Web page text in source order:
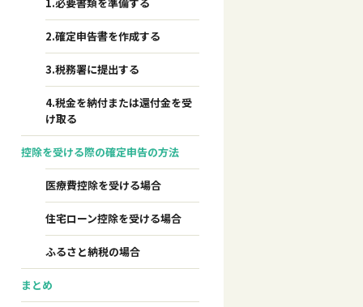
2.確定申告書を作成する
3.税務署に提出する
4.税金を納付または還付金を受
け取る
控除を受ける際の確定申告の方法
医療費控除を受ける場合
住宅ローン控除を受ける場合
ふるさと納税の場合
まとめ